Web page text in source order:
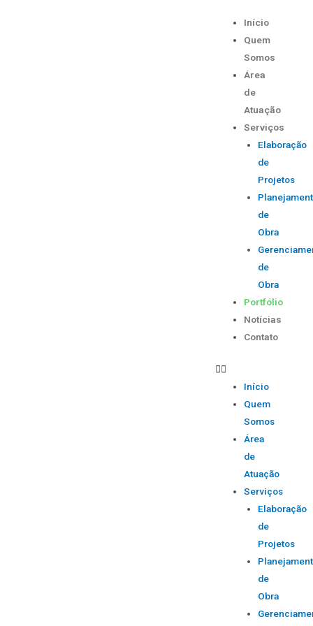
Início
Quem
Somos
Área
de
Atuação
Serviços
Elaboração
de
Projetos
de
Obra
de
Obra
Portfólio
Notícias
Contato
Início
Quem
Somos
Área
de
Atuação
Serviços
Elaboração
de
Projetos
de
Obra